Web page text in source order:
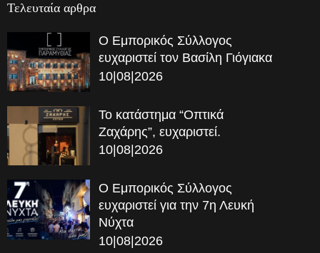
Τελευταία αρθρα
Ο Εμπορικός Σύλλογος
ευχαριστεί τον Βασίλη Γιόγιακα
10|08|2026
Το κατάστημα “Οπτικά
Ζαχάρης”, ευχαριστεί.
10|08|2026
Ο Εμπορικός Σύλλογος
ευχαριστεί για την 7η Λευκή
Νύχτα
10|08|2026